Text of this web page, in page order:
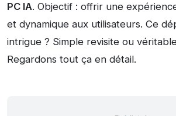
PC IA. Objectif : offrir une
et dynamique aux utilisateurs. Ce
intrigue ? Simple revisite ou
Regardons tout ça en détail.